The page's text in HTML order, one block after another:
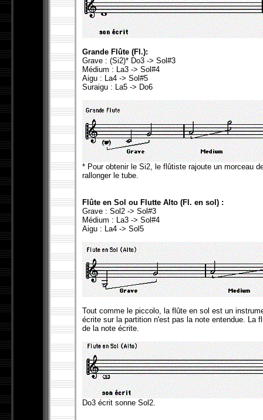
Grande Flûte (Fl.):
Grave : (Si2)* Do3 -> Sol#3
Médium : La3 -> Sol#4
Aigu : La4 -> Sol#5
Suraigu : La5 -> Do6
* Pour obtenir le Si2, le flûtiste rajoute un morceau
rallonger le tube.
Flûte en Sol ou Flutte Alto (Fl. en sol) :
Grave : Sol2 -> Sol#3
Médium : La3 -> Sol#4
Aigu : La4 -> Sol5
Tout comme le piccolo, la flûte en sol est un
écrite sur la partition n'est pas la note entendue. La
de la note écrite.
Do3 écrit sonne Sol2.